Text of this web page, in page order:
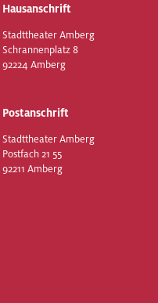
Hausanschrift
Stadttheater Amberg
Schrannenplatz 8
92224 Amberg
Postanschrift
Stadttheater Amberg
Postfach 21 55
92211 Amberg